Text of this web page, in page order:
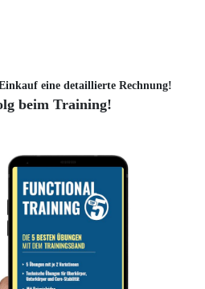
eine detaillierte Rechnung!
beim Training!